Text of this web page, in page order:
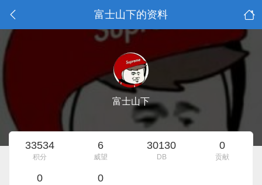
富士山下的资料
富士山下
33534
积分
6
威望
30130
DB
0
贡献
0 0